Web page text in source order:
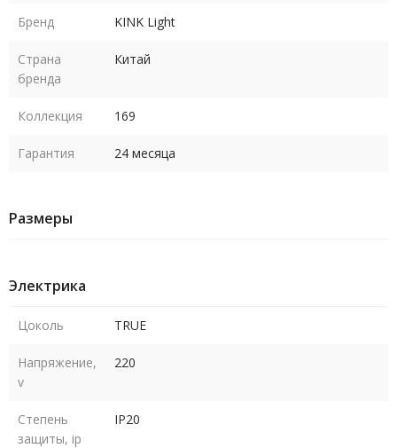
Бренд KINK Light
Страна
бренда
Китай
Коллекция 169
Гарантия 24 месяца
Размеры
Электрика
Цоколь TRUE
Напряжение,
v
220
Степень
защиты, ip
IP20